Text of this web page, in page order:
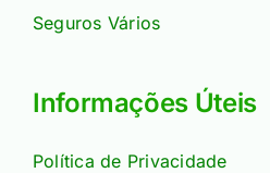
Seguros Vários
Informações Úteis
Política de Privacidade